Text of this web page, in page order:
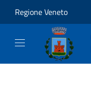
Regione Veneto